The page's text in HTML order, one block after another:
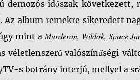
demozós időszak következett,
Az album remekre sikeredett
mint a Murderan, Wildok, Space
véletlenszerű valószínűségi
s botrány interjú, mellyel a